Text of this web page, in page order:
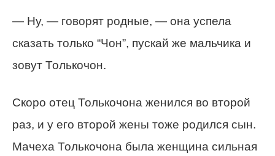
— Ну, — говорят родные, — она успела
сказать только “Чон”, пускай же мальчика и
зовут Толькочон.
Скоро отец Толькочона женился во второй
раз, и у его второй жены тоже родился сын.
Мачеха Толькочона была женщина сильная